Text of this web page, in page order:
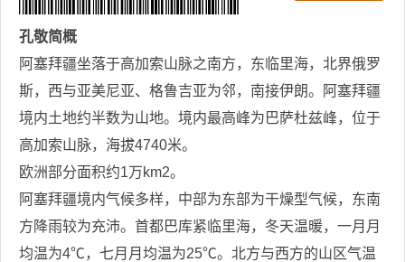
孔敬简概
阿塞拜疆坐落于高加索山脉之南方，东临里海，北界俄罗
斯，西与亚美尼亚、格鲁吉亚为邻，南接伊朗。阿塞拜疆
境内土地约半数为山地。境内最高峰为巴萨杜兹峰，位于
高加索山脉，海拔4740米。
欧洲部分面积约1万km2。
阿塞拜疆境内气候多样，中部为东部为干燥型气候，东南
方降雨较为充沛。首都巴库紧临里海，冬天温暖，一月月
均温为4℃，七月月均温为25℃。北方与西方的山区气温